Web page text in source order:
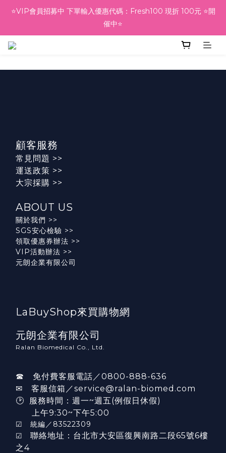
⭐VIP會員招募中 下單輸入優惠代碼：Fresh100 現折 100元 ⭐開
催中⭐
⭐VIP會員招募中 下單輸入優惠代碼：Fresh100 現折 100元 ⭐開
催中⭐
🎁會員回娘家好禮🎁 結帳輸入優惠代碼：BACKHOME100  下單
顧客服務
常見問題 >>
運送政策 >>
大宗採購 >>
ABOUT US
關於我們 >>
SGS安心檢驗 >>
領取優惠券辦法 >>
VIP活動辦法 >>
元朗企業有限公司
LaBuyShop來買購物網
元朗企業有限公司
Ralan Biomedical Co., Ltd.
☎ 免付費客服電話／0800-888-636
✉ 客服信箱／service@ralan-biomed.com
🕑 服務時間：週一~週五(例假日休假)
上午9:30~下午5:00
☑ 統編／83522309
☑ 聯絡地址：台北市大安區復興南路二段65號6樓
之4